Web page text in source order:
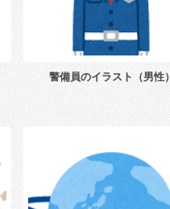
警備員のイラスト（男性）